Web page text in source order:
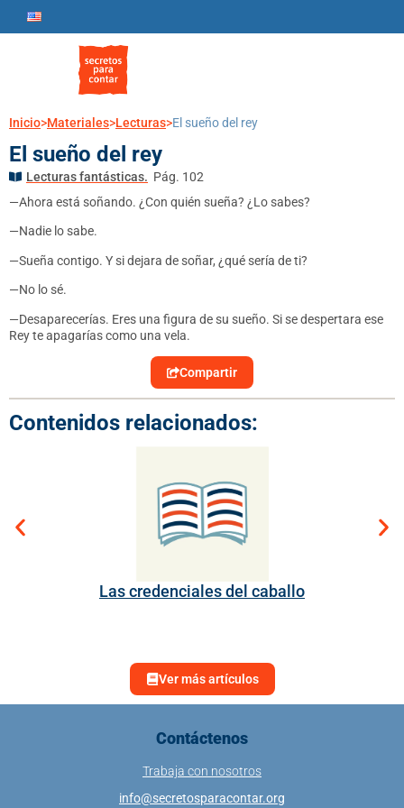
Inicio>Materiales>Lecturas>El sueño del rey
El sueño del rey
Lecturas fantásticas. Pág. 102
—Ahora está soñando. ¿Con quién sueña? ¿Lo sabes?
—Nadie lo sabe.
—Sueña contigo. Y si dejara de soñar, ¿qué sería de ti?
—No lo sé.
—Desaparecerías. Eres una figura de su sueño. Si se despertara ese
Rey te apagarías como una vela.
Compartir
Contenidos relacionados:
Las credenciales del caballo
Ver más artículos
Contáctenos
Trabaja con nosotros
info@secretosparacontar.org